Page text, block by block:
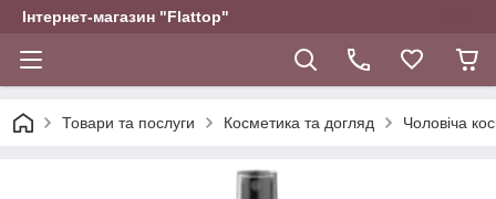
Інтернет-магазин "Flattop"
Товари та послуги Косметика та догляд Чоловіча